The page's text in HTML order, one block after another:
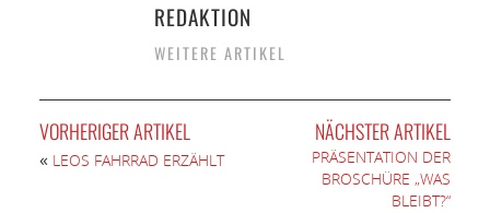
REDAKTION
WEITERE ARTIKEL
VORHERIGER ARTIKEL
« LEOS FAHRRAD ERZÄHLT
NÄCHSTER ARTIKEL
PRÄSENTATION DER
BROSCHÜRE „WAS
BLEIBT?“